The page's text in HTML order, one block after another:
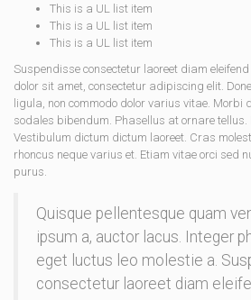
This is a UL list item
This is a UL list item
This is a UL list item
Suspendisse consectetur laoreet diam
dolor sit amet, consectetur adipiscing elit.
ligula, non commodo dolor varius vitae. Morbi
sodales bibendum. Phasellus at ornare tellus.
Vestibulum dictum dictum laoreet. Cras
rhoncus neque varius et. Etiam vitae orci sed
purus.
Quisque pellentesque quam
ipsum a, auctor lacus. Integer
eget luctus leo molestie a.
consectetur laoreet diam